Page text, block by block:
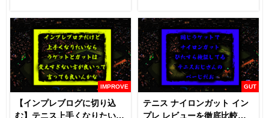
IMPROVE
【インプレブログに切り込
む】テニス上手くなりたいな
GUT
テニス ナイロンガット イン
プレ レビューを徹底比較